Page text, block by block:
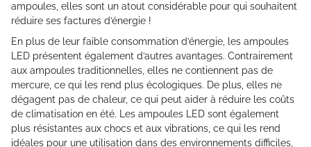
ampoules, elles sont un atout considérable pour qui souhaitent
réduire ses factures d’énergie !
En plus de leur faible consommation d’énergie, les ampoules
LED présentent également d’autres avantages. Contrairement
aux ampoules traditionnelles, elles ne contiennent pas de
mercure, ce qui les rend plus écologiques. De plus, elles ne
dégagent pas de chaleur, ce qui peut aider à réduire les coûts
de climatisation en été. Les ampoules LED sont également
plus résistantes aux chocs et aux vibrations, ce qui les rend
idéales pour une utilisation dans des environnements difficiles,